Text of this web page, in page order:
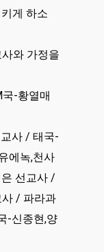
게 하소
와 가정을
-황열매
사 / 태국-
에녹,천사
선교사 /
사 / 파라과
-신종현,양